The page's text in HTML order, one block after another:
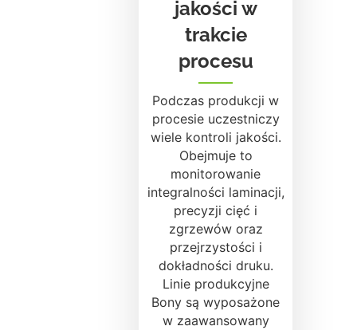
jakości w
trakcie
procesu
Podczas produkcji w
procesie uczestniczy
wiele kontroli jakości.
Obejmuje to
monitorowanie
integralności laminacji,
precyzji cięć i
zgrzewów oraz
przejrzystości i
dokładności druku.
Linie produkcyjne
Bony są wyposażone
w zaawansowany